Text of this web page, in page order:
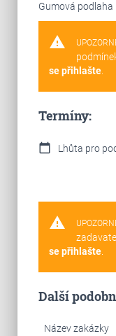
Gumová podlaha
warning
se přihlašte.
Termíny:
calendar_today Lhůta pro
warning
se přihlašte.
Další
Název zakázky